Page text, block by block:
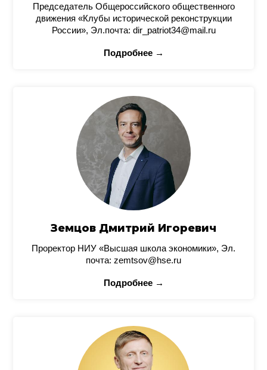
Председатель Общероссийского общественного
движения «Клубы исторической реконструкции
России», Эл.почта: dir_patriot34@mail.ru
Подробнее →
Земцов Дмитрий Игоревич
Проректор НИУ «Высшая школа экономики», Эл.
почта: zemtsov@hse.ru
Подробнее →